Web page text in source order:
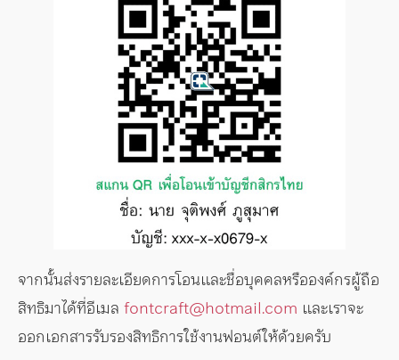
จากนั้นส่งรายละเอียดการโอนและชื่อบุคคลหรือองค์กรผู้ถือ
สิทธิมาได้ที่อีเมล fontcraft@hotmail.com และเราจะ
ออกเอกสารรับรองสิทธิการใช้งานฟอนต์ให้ด้วยครับ